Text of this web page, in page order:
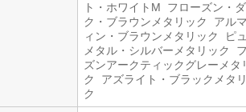
ト・ホワイトM フローズン・
ク・ブラウンメタリック アル
ィン・ブラウンメタリック ピ
メタル・シルバーメタリック
ズンアークティックグレーメタ
ク アズライト・ブラックメタ
ク